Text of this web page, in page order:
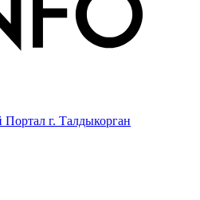
г. Талдыкорган